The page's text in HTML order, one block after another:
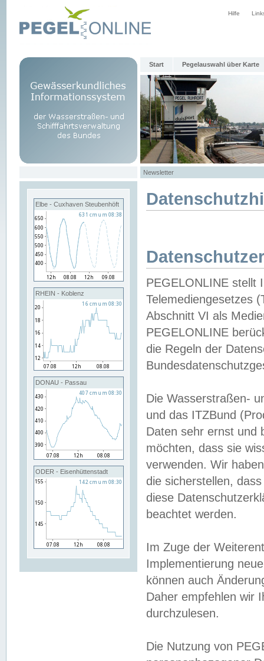
Hilfe
Start Pegelauswahl über Karte
Newsletter
Elbe - Cuxhaven Steubenhöft
RHEIN - Koblenz
DONAU - Passau
ODER - Eisenhüttenstadt
PEGELONLINE stellt
Telemediengesetzes
Abschnitt VI als
PEGELONLINE
die Regeln der
Die Wasserstraßen-
und das ITZBund
Daten sehr ernst und
möchten, dass sie
verwenden. Wir
die sicherstellen,
diese
beachtet werden.
Im Zuge der
Implementierung
können auch
Daher empfehlen wir
durchzulesen.
Die Nutzung von